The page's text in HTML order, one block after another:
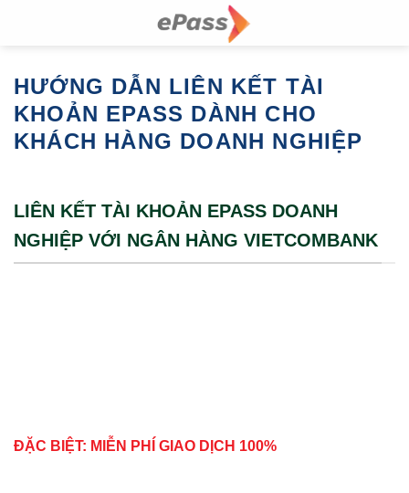
HƯỚNG DẪN LIÊN KẾT TÀI
KHOẢN EPASS DÀNH CHO
KHÁCH HÀNG DOANH NGHIỆP
LIÊN KẾT TÀI KHOẢN EPASS DOANH
NGHIỆP VỚI NGÂN HÀNG VIETCOMBANK
ĐẶC BIỆT: MIỄN PHÍ GIAO DỊCH 100%